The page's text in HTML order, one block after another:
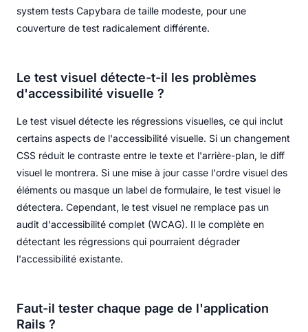
system tests Capybara de taille modeste, pour une
couverture de test radicalement différente.
Le test visuel détecte-t-il les problèmes
d'accessibilité visuelle ?
Le test visuel détecte les régressions visuelles, ce qui inclut
certains aspects de l'accessibilité visuelle. Si un changement
CSS réduit le contraste entre le texte et l'arrière-plan, le diff
visuel le montrera. Si une mise à jour casse l'ordre visuel des
éléments ou masque un label de formulaire, le test visuel le
détectera. Cependant, le test visuel ne remplace pas un
audit d'accessibilité complet (WCAG). Il le complète en
détectant les régressions qui pourraient dégrader
l'accessibilité existante.
Faut-il tester chaque page de l'application
Rails ?